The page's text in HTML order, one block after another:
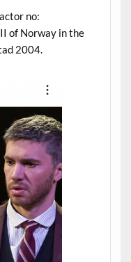
no:
of Norway in the
2004.